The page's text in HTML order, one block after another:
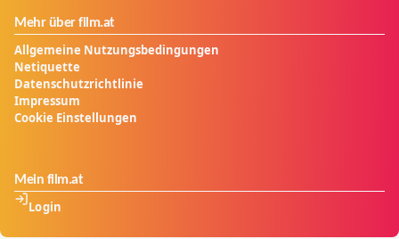
Mehr über film.at
Allgemeine Nutzungsbedingungen
Netiquette
Datenschutzrichtlinie
Impressum
Cookie Einstellungen
Mein film.at
Login